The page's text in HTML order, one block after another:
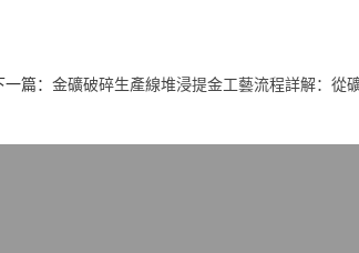
一篇： 金礦破碎生產線堆浸提金工藝流程詳解：從